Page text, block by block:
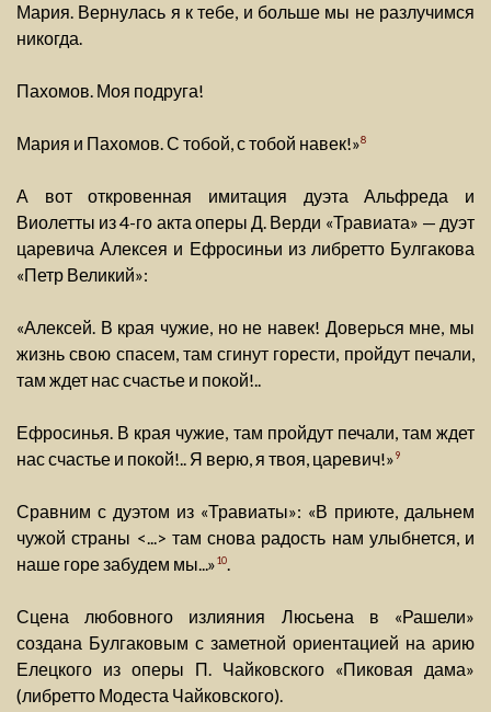
Мария. Вернулась я к тебе, и больше мы не разлучимся
никогда.
Пахомов. Моя подруга!
Мария и Пахомов. С тобой, с тобой навек!»8
А вот откровенная имитация дуэта Альфреда и
Виолетты из 4-го акта оперы Д. Верди «Травиата» — дуэт
царевича Алексея и Ефросиньи из либретто Булгакова
«Петр Великий»:
«Алексей. В края чужие, но не навек! Доверься мне, мы
жизнь свою спасем, там сгинут горести, пройдут печали,
там ждет нас счастье и покой!..
Ефросинья. В края чужие, там пройдут печали, там ждет
нас счастье и покой!.. Я верю, я твоя, царевич!»9
Сравним с дуэтом из «Травиаты»: «В приюте, дальнем
чужой страны <...> там снова радость нам улыбнется, и
наше горе забудем мы...»10.
Сцена любовного излияния Люсьена в «Рашели»
создана Булгаковым с заметной ориентацией на арию
Елецкого из оперы П. Чайковского «Пиковая дама»
(либретто Модеста Чайковского).